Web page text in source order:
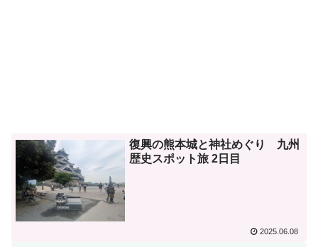
復興の熊本城と神社めぐり 九州
歴史スポット旅 2日目
2025.06.08